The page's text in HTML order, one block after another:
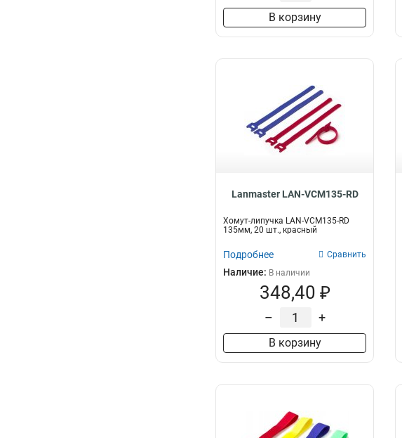
В корзину
Lanmaster LAN-VCM135-RD
Хомут-липучка LAN-VCM135-RD
135мм, 20 шт., красный
Подробнее Сравнить
Наличие: В наличии
348,40 ₽
– +
В корзину